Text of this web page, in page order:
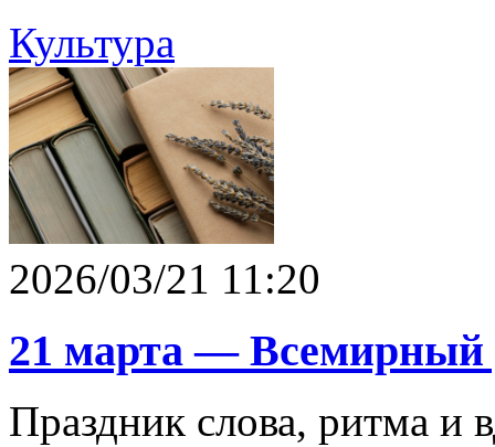
Культура
2026/03/21 11:20
21 марта — Всемирный
Праздник слова, ритма и